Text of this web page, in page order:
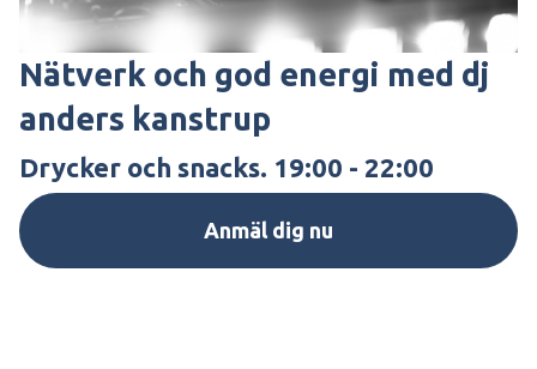
Nätverk och god energi med dj
anders kanstrup
Drycker och snacks. 19:00 - 22:00
Anmäl dig nu